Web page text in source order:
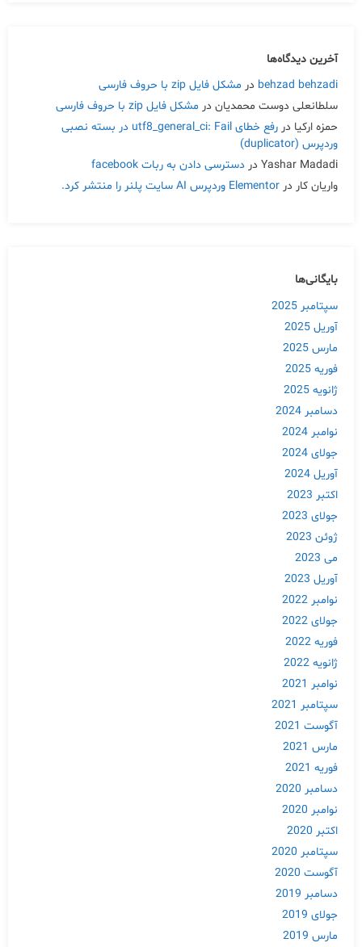
آخرین دیدگاه‌ها
behzad behzadi در مشکل فایل zip با حروف فارسی
سلطانعلی دوست محمدیان در مشکل فایل zip با حروف فارسی
حمزه ارکیا در
رفع خطای utf8_general_ci: Fail در بسته نصبی
وردپرس (duplicator)
Yashar Madadi در دسترسی دادن به ربات facebook
واریان کار در Elementor وردپرس AI سایت پلنر را منتشر کرد.
بایگانی‌ها
سپتامبر 2025
آوریل 2025
مارس 2025
فوریه 2025
ژانویه 2025
دسامبر 2024
نوامبر 2024
جولای 2024
آوریل 2024
اکتبر 2023
جولای 2023
ژوئن 2023
می 2023
آوریل 2023
نوامبر 2022
جولای 2022
فوریه 2022
ژانویه 2022
نوامبر 2021
سپتامبر 2021
آگوست 2021
مارس 2021
فوریه 2021
دسامبر 2020
نوامبر 2020
اکتبر 2020
سپتامبر 2020
آگوست 2020
دسامبر 2019
جولای 2019
مارس 2019